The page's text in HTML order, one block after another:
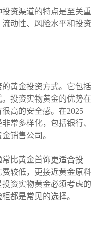
资渠道的特点是至关重
动性、风险水平和投资
黄金投资方式。它包括
投资实物黄金的优势在
高的安全感。在2025
常多样化，包括银行、
销售公司。
比黄金首饰更适合投
较低，更接近黄金原料
资实物黄金必须考虑的
都是常见的选择。